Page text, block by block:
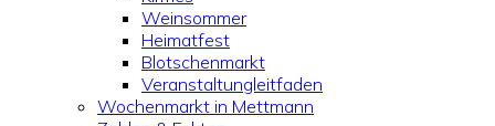
Weinsommer
Heimatfest
Blotschenmarkt
Veranstaltungleitfaden
Wochenmarkt in Mettmann